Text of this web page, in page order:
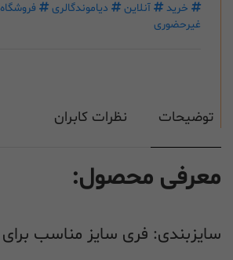
خرید آنلاین دیاموندگالری فروشگاه
غیرحضوری
توضیحات نظرات کابران
معرفی محصول:
سایزبندی: فری سایز مناسب برای 36تا44